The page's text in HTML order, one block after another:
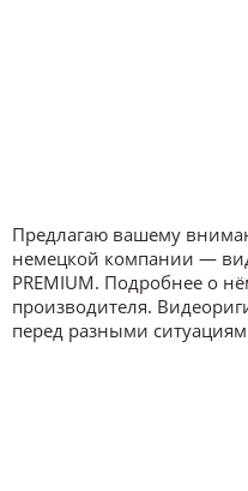
Предлагаю вашему
немецкой компании —
PREMIUM. Подробнее о
производителя.
перед разными